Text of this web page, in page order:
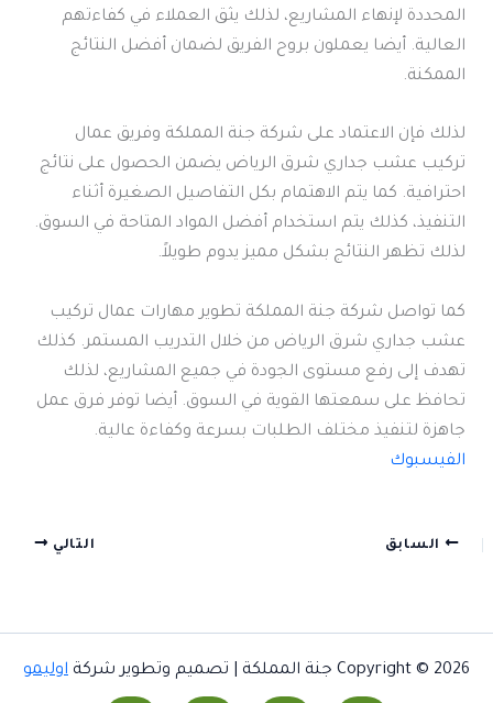
المحددة لإنهاء المشاريع، لذلك يثق العملاء في كفاءتهم
العالية. أيضا يعملون بروح الفريق لضمان أفضل النتائج
الممكنة.
لذلك فإن الاعتماد على شركة جنة المملكة وفريق عمال
تركيب عشب جداري شرق الرياض يضمن الحصول على نتائج
احترافية. كما يتم الاهتمام بكل التفاصيل الصغيرة أثناء
التنفيذ، كذلك يتم استخدام أفضل المواد المتاحة في السوق.
لذلك تظهر النتائج بشكل مميز يدوم طويلاً.
كما تواصل شركة جنة المملكة تطوير مهارات عمال تركيب
عشب جداري شرق الرياض من خلال التدريب المستمر. كذلك
تهدف إلى رفع مستوى الجودة في جميع المشاريع، لذلك
تحافظ على سمعتها القوية في السوق. أيضا توفر فرق عمل
جاهزة لتنفيذ مختلف الطلبات بسرعة وكفاءة عالية.
الفيسبوك
السابق التالي
Copyright © 2026 جنة المملكة | تصميم وتطوير شركة اوليمو